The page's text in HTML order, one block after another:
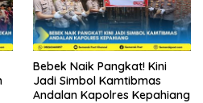
Bebek Naik Pangkat! Kini
Jadi Simbol Kamtibmas
Andalan Kapolres Kepahiang